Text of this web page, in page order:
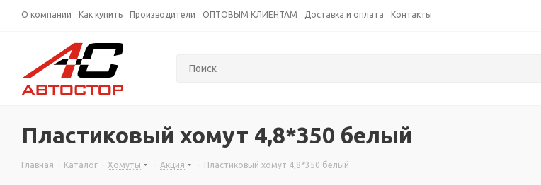
О компании Как купить Производители ОПТОВЫМ КЛИЕНТАМ Доставка и оплата Контакты
Пластиковый хомут 4,8*350 белый
Главная - Каталог - Хомуты - Акция - Пластиковый хомут 4,8*350 белый